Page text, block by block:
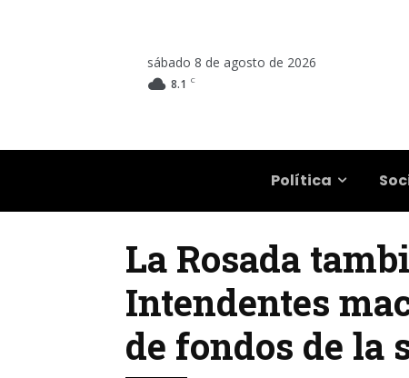
sábado 8 de agosto de 2026
8.1 C
Política
La Rosada
Intendentes
de fondos de la